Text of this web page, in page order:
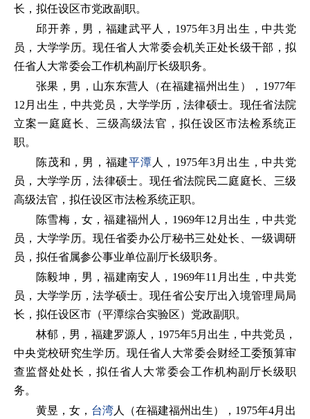
长，拟任设区市党政副职。
邱开养，男，福建武平人，1975年3月出生，中共党
员，大学学历。现任省人大常委会机关正处长级干部，拟
任省人大常委会工作机构副厅长级职务。
张果，男，山东东营人（在福建福州出生），1977年
12月出生，中共党员，大学学历，法律硕士。现任省法院
立案一庭庭长、三级高级法官，拟任设区市法检系统正
职。
陈茂和，男，福建平潭 人，1975年3月出生，中共党
员，大学学历，法律硕士。现任省法院民二庭庭长、三级
高级法官，拟任设区市法检系统正职。
陈雪梅，女，福建福州人，1969年12月出生，中共党
员，大学学历。现任省委办公厅秘书三处处长、一级调研
员，拟任省属参公事业单位副厅长级职务。
陈毅坤，男，福建南安人，1969年11月出生，中共党
员，大学学历，法学硕士。现任省公安厅出入境管理局局
长，拟任设区市（平潭综合实验区）党政副职。
林郁，男，福建罗源人，1975年5月出生，中共党员，
中央党校研究生学历。现任省人大常委会财经工委预算审
查监督处处长，拟任省人大常委会工作机构副厅长级职
务。
黄昱，女， 台湾人（在福建福州出生），1975年4月出